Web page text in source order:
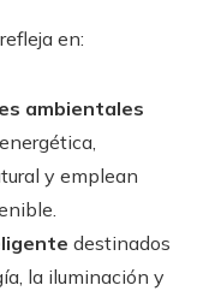
en:
ambientales
y emplean
destinados
la iluminación y